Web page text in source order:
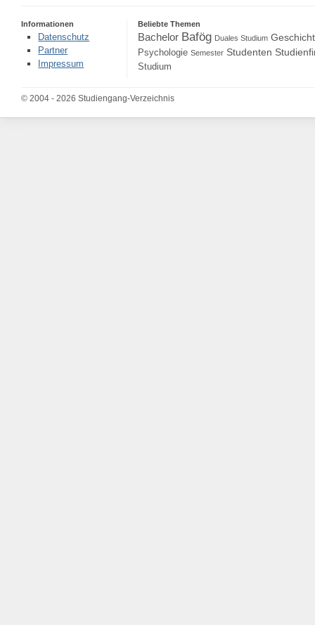
Informationen
Datenschutz
Partner
Impressum
Beliebte Themen
Bachelor Bafög Duales Studium
Psychologie Semester Studenten
Studium
© 2004 - 2026 Studiengang-Verzeichnis